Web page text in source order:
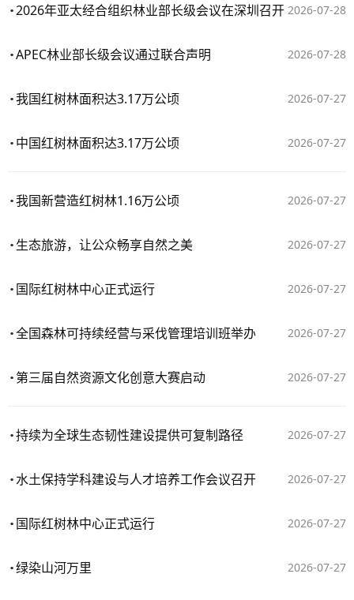
2026-07-28
2026年亚太经合组织林业部长级会议在深圳召开
2026-07-28
APEC林业部长级会议通过联合声明
2026-07-27
我国红树林面积达3.17万公顷
2026-07-27
中国红树林面积达3.17万公顷
2026-07-27
我国新营造红树林1.16万公顷
2026-07-27
生态旅游，让公众畅享自然之美
2026-07-27
国际红树林中心正式运行
2026-07-27
全国森林可持续经营与采伐管理培训班举办
2026-07-27
第三届自然资源文化创意大赛启动
2026-07-27
持续为全球生态韧性建设提供可复制路径
2026-07-27
水土保持学科建设与人才培养工作会议召开
2026-07-27
国际红树林中心正式运行
2026-07-27
绿染山河万里